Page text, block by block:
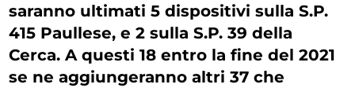
saranno ultimati 5 dispositivi sulla S.P.
415 Paullese, e 2 sulla S.P. 39 della
Cerca. A questi 18 entro la fine del 2021
se ne aggiungeranno altri 37 che